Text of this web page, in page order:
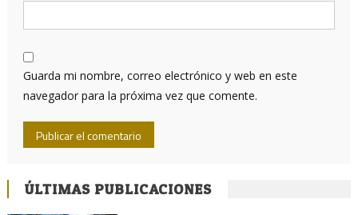
Guarda mi nombre, correo electrónico y web en este
navegador para la próxima vez que comente.
ÚLTIMAS PUBLICACIONES